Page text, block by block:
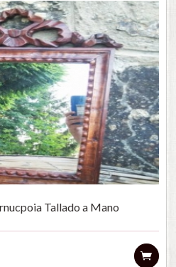
Tallado a Mano